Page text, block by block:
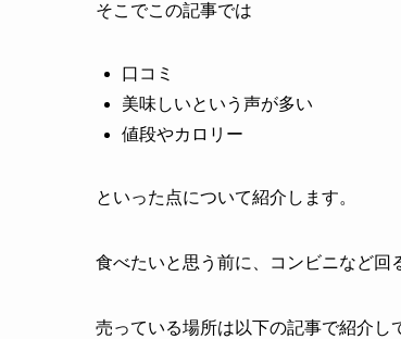
そこでこの記事では
口コミ
美味しいという声が多い
値段やカロリー
といった点について紹介します。
食べたいと思う前に、コンビニなど回
売っている場所は以下の記事で紹介し